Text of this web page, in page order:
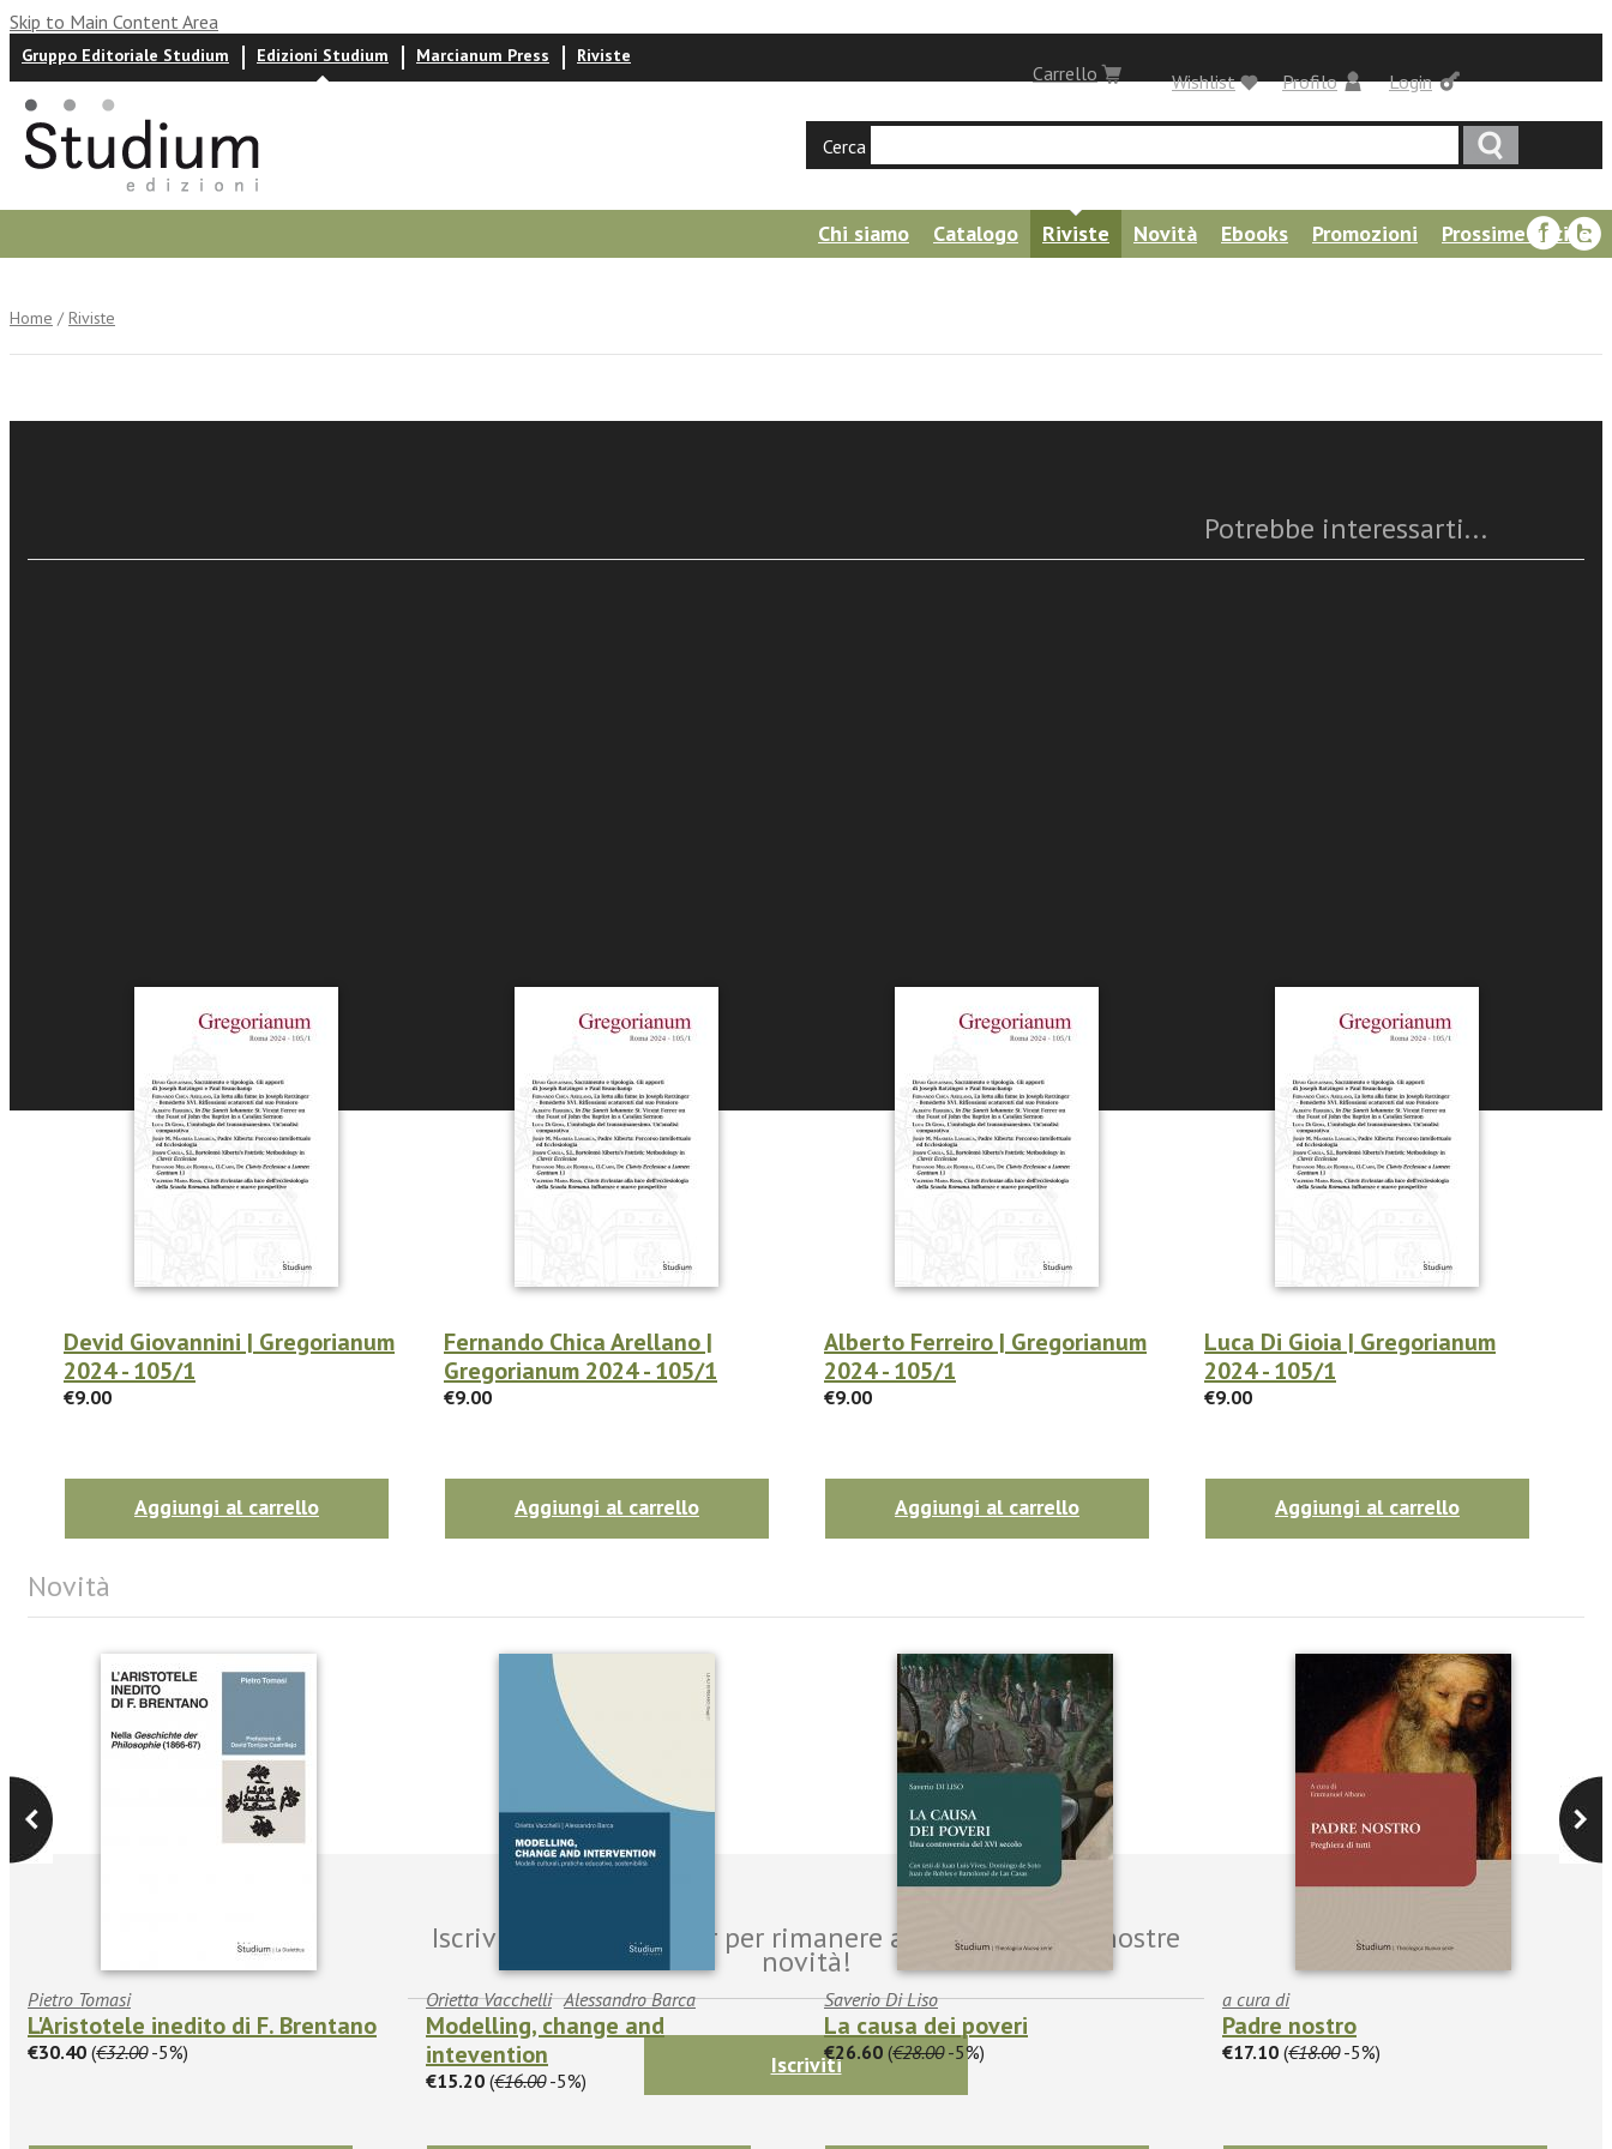
Skip to Main Content Area
Login
Carrello
Gruppo Editoriale Studium Edizioni Studium Marcianum Press Riviste
Profilo
Wishlist
Cerca
Chi siamo Catalogo Riviste Novità Ebooks Promozioni
Prossime uscite
Home / Riviste
Rolf Kühn, Inkarnation als „Fleischwerdung“. Zur phänomenologischen Materialität von
Potrebbe interessarti...
Devid Giovannini | Gregorianum
2024 - 105/1
€9.00
Aggiungi al carrello
Fernando Chica Arellano |
Gregorianum 2024 - 105/1
€9.00
Aggiungi al carrello
Alberto Ferreiro | Gregorianum
2024 - 105/1
€9.00
Aggiungi al carrello
Luca Di Gioia | Gregorianum
2024 - 105/1
€9.00
Aggiungi al carrello
Novità
Pietro Tomasi
L'Aristotele inedito di F. Brentano
€30.40 (€32.00-5%)
Orietta Vacchelli Alessandro Barca
Modelling, change and
intevention
€15.20 (€16.00-5%)
Saverio Di Liso
La causa dei poveri
€26.60 (€28.00-5%)
a cura di
Padre nostro
€17.10 (€18.00-5%)
Iscriviti alla newsletter per rimanere aggiornato sulle nostre
novità!
Iscriviti